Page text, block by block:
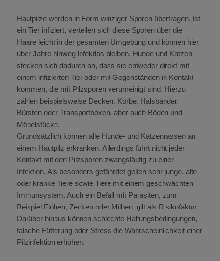
Hautpilze werden in Form winziger Sporen übertragen. Ist
ein Tier infiziert, verteilen sich diese Sporen über die
Haare leicht in der gesamten Umgebung und können hier
über Jahre hinweg infektiös bleiben. Hunde und Katzen
stecken sich dadurch an, dass sie entweder direkt mit
einem infizierten Tier oder mit Gegenständen in Kontakt
kommen, die mit Pilzsporen verunreinigt sind. Hierzu
zählen beispielsweise Decken, Körbe, Halsbänder,
Bürsten oder Transportboxen, aber auch Böden und
Möbelstücke.
Grundsätzlich können alle Hunde- und Katzenrassen an
einem Hautpilz erkranken. Allerdings führt nicht jeder
Kontakt mit den Pilzsporen zwangsläufig zu einer
Infektion. Als besonders gefährdet gelten sehr junge, alte
oder kranke Tiere sowie Tiere mit einem geschwächten
Immunsystem. Auch ein Befall mit Parasiten, zum
Beispiel Flöhen, Zecken oder Milben, gilt als Risikofaktor.
Darüber hinaus können schlechte Haltungsbedingungen,
falsche Fütterung oder Stress die Wahrscheinlichkeit einer
Pilzinfektion erhöhen.